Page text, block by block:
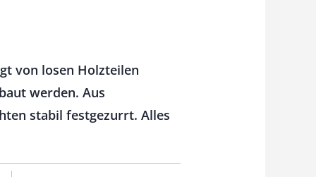
von losen Holzteilen
werden. Aus
stabil festgezurrt. Alles